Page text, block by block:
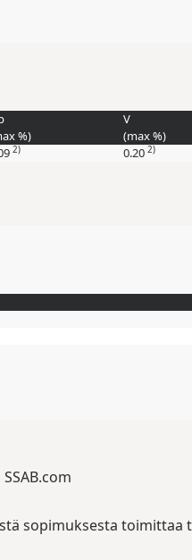
%)
V
(max%)
2) 0.20 2)
sopimuksesta